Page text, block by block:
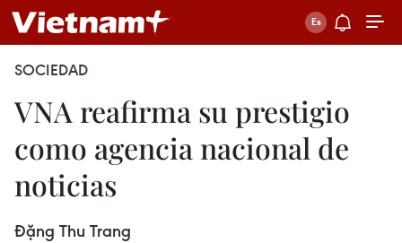
SOCIEDAD
VNA reafirma su prestigio
como agencia nacional de
noticias
Đặng Thu Trang